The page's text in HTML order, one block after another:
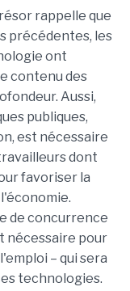
rappelle que
précédentes, les
ont
contenu des
Aussi,
publiques,
est nécessaire
dont
favoriser la
de concurrence
nécessaire pour
– qui sera
technologies.